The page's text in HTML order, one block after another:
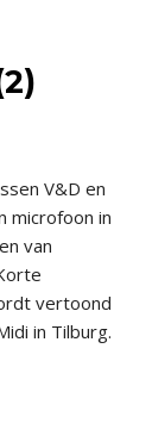
V&D en
microfoon in
van
vertoond
in Tilburg.